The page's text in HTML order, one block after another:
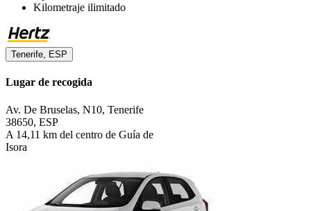
Kilometraje ilimitado
Tenerife, ESP
Lugar de recogida
Av. De Bruselas, N10, Tenerife
38650, ESP
A 14,11 km del centro de Guía de
Isora